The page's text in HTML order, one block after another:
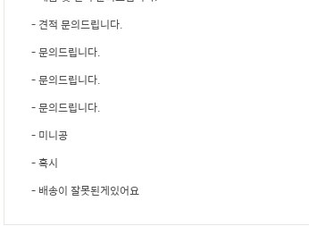
- 견적 문의드립니다.
- 문의드립니다.
- 문의드립니다.
- 문의드립니다.
- 미니공
- 혹시
- 배송이 잘못된게있어요